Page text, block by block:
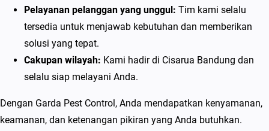
Pelayanan pelanggan yang unggul: Tim kami selalu
tersedia untuk menjawab kebutuhan dan memberikan
solusi yang tepat.
Cakupan wilayah: Kami hadir di Cisarua Bandung dan
selalu siap melayani Anda.
Dengan Garda Pest Control, Anda mendapatkan kenyamanan,
keamanan, dan ketenangan pikiran yang Anda butuhkan.